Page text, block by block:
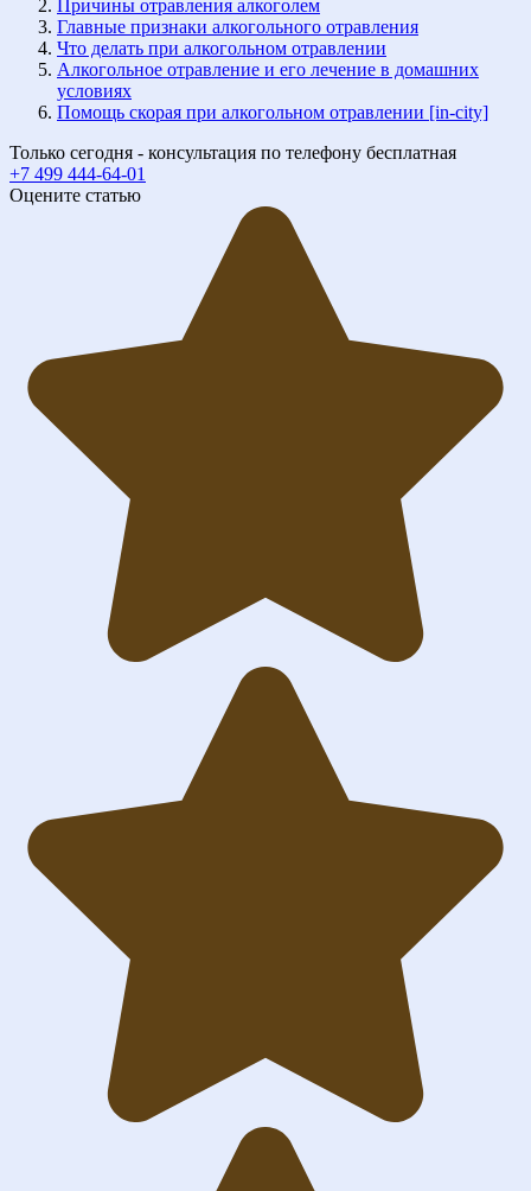
Причины отравления алкоголем
Главные признаки алкогольного отравления
Что делать при алкогольном отравлении
Алкогольное отравление и его лечение в домашних
условиях
Помощь скорая при алкогольном отравлении [in-city]
Только сегодня - консультация по телефону бесплатная
+7 499 444-64-01
Оцените статью